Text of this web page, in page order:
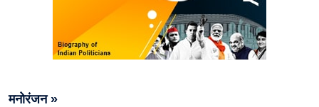
मनोरंजन »